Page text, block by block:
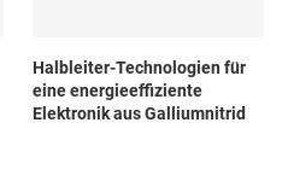
Halbleiter-Technologien für
eine energieeffiziente
Elektronik aus Galliumnitrid